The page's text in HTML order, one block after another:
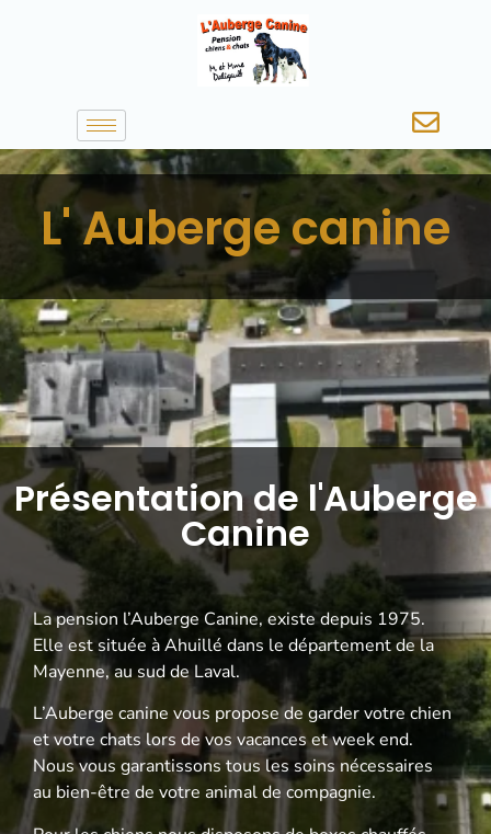
L' Auberge canine
Présentation de l'Auberge
Canine
La pension l’Auberge Canine, existe depuis 1975.
Elle est située à Ahuillé dans le département de la
Mayenne, au sud de Laval.
L’Auberge canine vous propose de garder votre chien
et votre chats lors de vos vacances et week end.
Nous vous garantissons tous les soins nécessaires
au bien-être de votre animal de compagnie.